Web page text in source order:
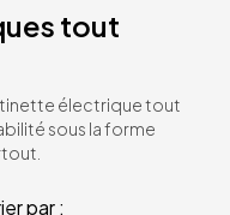
tout
électrique tout
sous la forme
par :